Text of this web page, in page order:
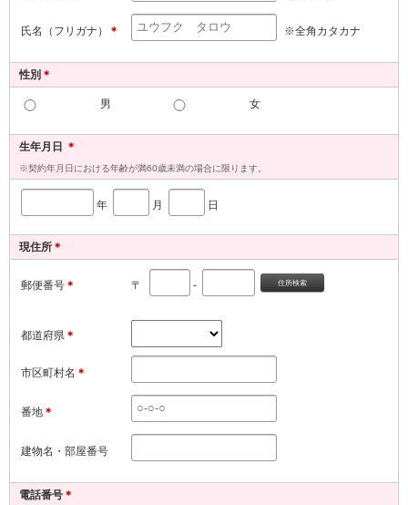
氏名（フリガナ） ＊ ※全角カタカナ
性別 ＊
男 女
生年月日 ＊
※契約年月日における年齢が満60歳未満の場合に限ります。
年 月 日
現住所 ＊
郵便番号 ＊ 〒 -
都道府県 ＊
市区町村名 ＊
番地 ＊
建物名・部屋番号
電話番号 ＊